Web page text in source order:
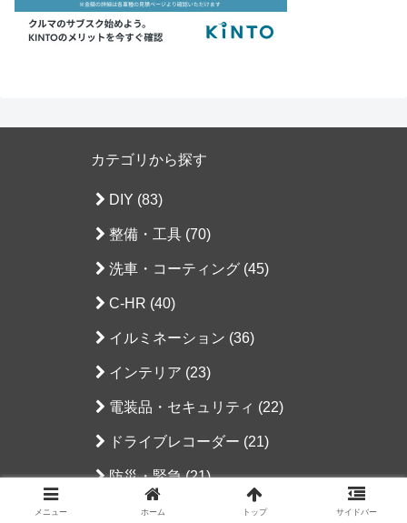
カテゴリから探す
DIY (83)
整備・工具 (70)
洗車・コーティング (45)
C-HR (40)
イルミネーション (36)
インテリア (23)
電装品・セキュリティ (22)
ドライブレコーダー (21)
防災・緊急 (21)
ナビゲーションシステム (20)
メニュー ホーム トップ サイドバー